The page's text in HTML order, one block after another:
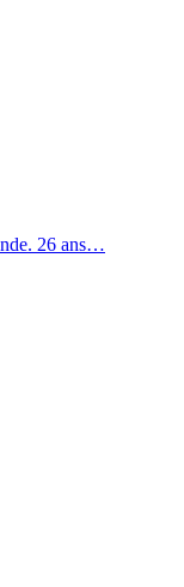
26 ans…